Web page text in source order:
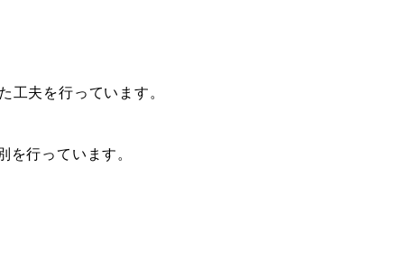
夫を行っています。
行っています。